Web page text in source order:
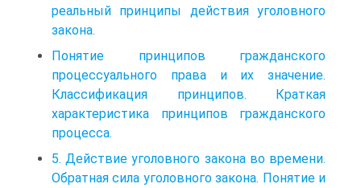
реальный принципы действия уголовного
закона.
Понятие принципов гражданского
процессуального права и их значение.
Классификация принципов. Краткая
характеристика принципов гражданского
процесса.
5. Действие уголовного закона во времени.
Обратная сила уголовного закона. Понятие и